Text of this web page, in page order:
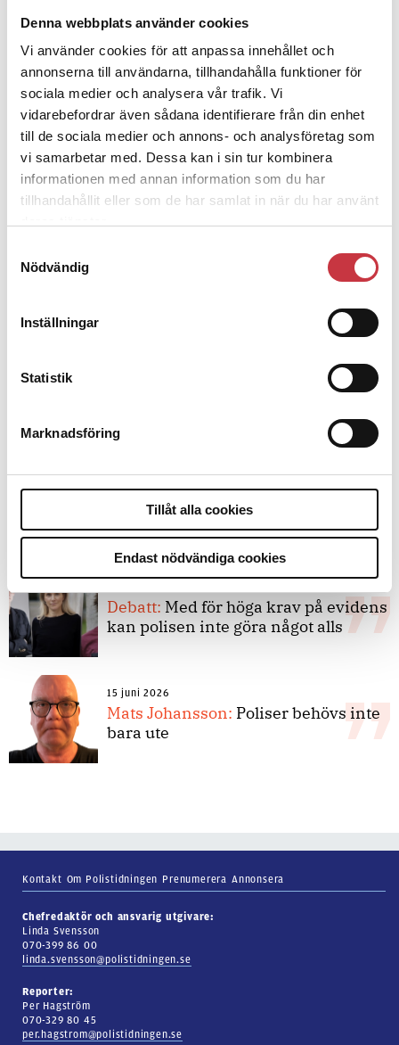
Denna webbplats använder cookies
Vi använder cookies för att anpassa innehållet och
annonserna till användarna, tillhandahålla funktioner för
sociala medier och analysera vår trafik. Vi
vidarebefordrar även sådana identifierare från din enhet
till de sociala medier och annons- och analysföretag som
vi samarbetar med. Dessa kan i sin tur kombinera
informationen med annan information som du har
tillhandahållit eller som de har samlat in när du har använt
Nödvändig
Inställningar
Statistik
Marknadsföring
Tillåt alla cookies
Endast nödvändiga cookies
1 juni 2026
Jens Mårtensson:Snart 20 år i tjänst
– nu ska han lära sig grunderna
4 juni 2026
Polisregionen erkänner fel: ”Kommer
att rättas till”
Replik:Det är inte evidenskrav som
bakbinder polisen
Debatt: Med för höga krav på evidens
kan polisen inte göra något alls
15 juni 2026
Mats Johansson: Poliser behövs inte
bara ute
Kontakt Om Polistidningen Prenumerera Annonsera
Chefredaktör och ansvarig utgivare:
Linda Svensson
070-399 86 00
linda.svensson@polistidningen.se
Reporter:
Per Hagström
070-329 80 45
per.hagstrom@polistidningen.se